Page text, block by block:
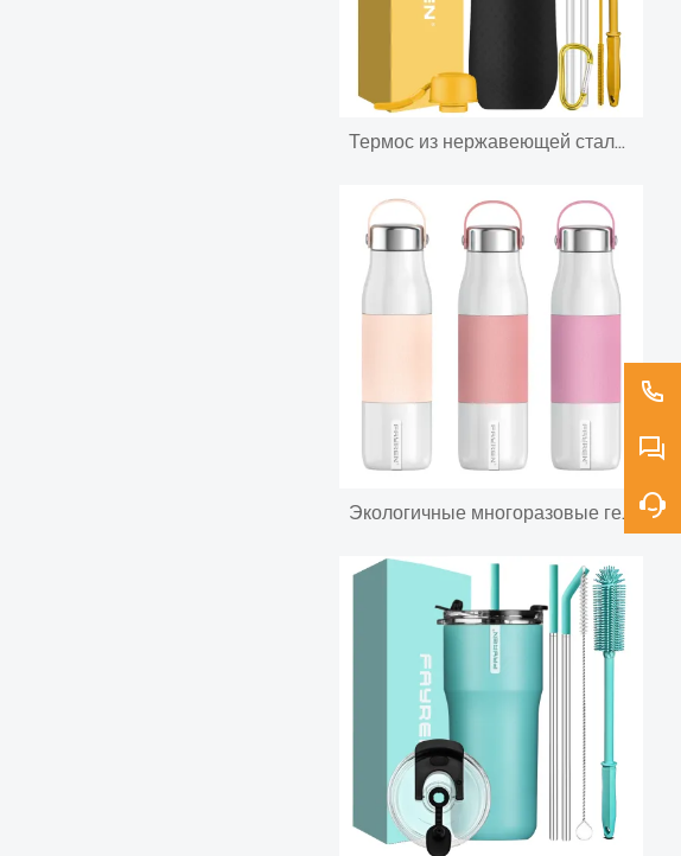
Термос из нержавеющей стали с термосом для воды
Экологичные многоразовые герметичные бутылки с водой объемом 500 мл с вакуумной изоляцией сохраняют 12 часов горячими